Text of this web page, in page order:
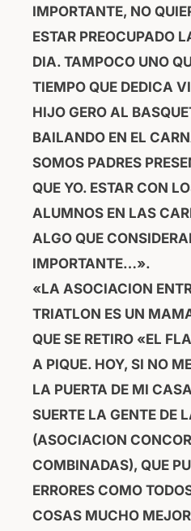
IMPORTANTE, NO
ESTAR PREOCUPADO
DIA. TAMPOCO UNO
TIEMPO QUE DEDICA
HIJO GERO AL
BAILANDO EN EL
SOMOS PADRES
QUE YO. ESTAR CON
ALUMNOS EN LAS
ALGO QUE
IMPORTANTE…».
«LA ASOCIACION
TRIATLON ES UN
QUE SE RETIRO «EL
A PIQUE. HOY, SI NO
LA PUERTA DE MI
SUERTE LA GENTE DE
(ASOCIACION
COMBINADAS), QUE
ERRORES COMO
COSAS MUCHO